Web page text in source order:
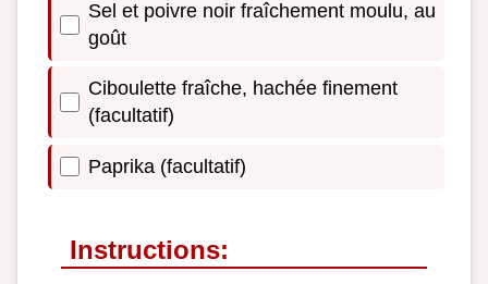
Sel et poivre noir fraîchement moulu, au
goût
Ciboulette fraîche, hachée finement
(facultatif)
Paprika (facultatif)
Instructions: